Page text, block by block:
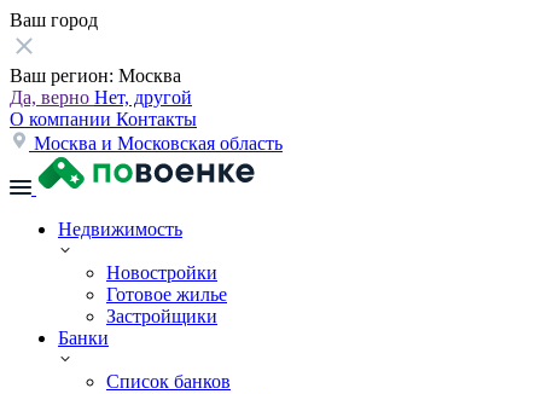
Ваш город
Ваш регион: Москва
Да, верно Нет, другой
О компании Контакты
Москва и Московская область
Недвижимость
Новостройки
Готовое жилье
Застройщики
Банки
Список банков